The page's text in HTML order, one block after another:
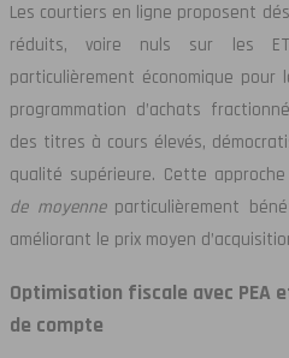
Les courtiers en ligne proposent
réduits, voire nuls sur les
particulièrement économique pour
programmation d’achats
des titres à cours élevés,
qualité supérieure. Cette
de moyenne particulièrement
améliorant le prix moyen
Optimisation fiscale avec PEA
de compte